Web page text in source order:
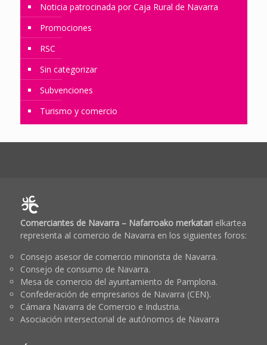
Noticia patrocinada por Caja Rural de Navarra
Promociones
RSC
Sin categorizar
Subvenciones
Turismo y comercio
Comerciantes de Navarra – Nafarroako merkatarielkartea
representa al comercio de Navarra en los siguientes foros:
Consejo asesor de comercio minorista de Navarra.
Consejo de consumo de Navarra.
Mesa de comercio del ayuntamiento de Pamplona.
Confederación de empresarios de Navarra (CEN).
Cámara Navarra de Comercio e Industria.
Asociación intersectorial de autónomos de Navarra